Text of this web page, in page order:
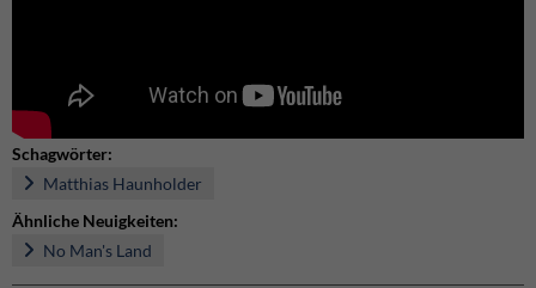
Schagwörter:
Matthias Haunholder
Ähnliche Neuigkeiten:
No Man's Land